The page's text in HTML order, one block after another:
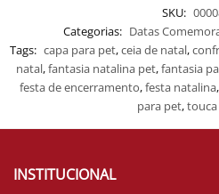
SKU:
Categorias: Datas
Tags: capa para pet,ceia de natal,
natal,fantasia natalina pet,fantasia
festa de encerramento,festa natalina,
para pet,
INSTITUCIONAL